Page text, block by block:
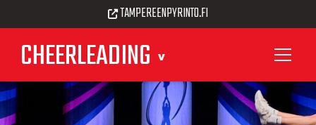
CHEERLEADING
TAMPEREENPYRINTO.FI